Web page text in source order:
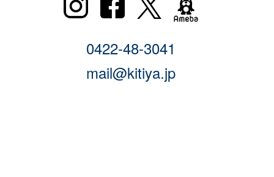
0422-48-3041
mail@kitiya.jp